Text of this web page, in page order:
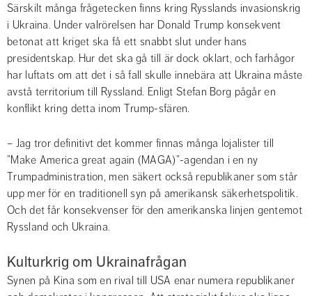
Särskilt många frågetecken finns kring Rysslands invasionskrig
i Ukraina. Under valrörelsen har Donald Trump konsekvent
betonat att kriget ska få ett snabbt slut under hans
presidentskap. Hur det ska gå till är dock oklart, och farhågor
har luftats om att det i så fall skulle innebära att Ukraina måste
avstå territorium till Ryssland. Enligt Stefan Borg pågår en
konflikt kring detta inom Trump-sfären.
– Jag tror definitivt det kommer finnas många lojalister till
”Make America great again (MAGA)”-agendan i en ny
Trumpadministration, men säkert också republikaner som står
upp mer för en traditionell syn på amerikansk säkerhetspolitik.
Och det får konsekvenser för den amerikanska linjen gentemot
Ryssland och Ukraina.
Kulturkrig om Ukrainafrågan
Synen på Kina som en rival till USA enar numera republikaner